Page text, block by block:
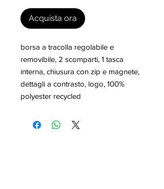
Acquista ora
borsa a tracolla regolabile e
removibile, 2 scomparti, 1 tasca
interna, chiusura con zip e magnete,
dettagli a contrasto, logo, 100%
polyester recycled